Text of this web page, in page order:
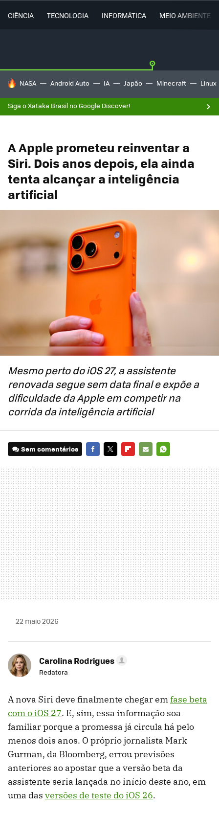
CIÊNCIA TECNOLOGIA INFORMÁTICA MEIO AMBIENTE
TENDÊNCIAS DO DIA
NASA Android Auto IA Japão Minecraft Linux
Siga o Xataka Brasil no Google Discover!
A Apple prometeu reinventar a
Siri. Dois anos depois, ela ainda
tenta alcançar a inteligência
artificial
Mesmo perto do iOS 27, a assistente
renovada segue sem data final e expõe a
dificuldade da Apple em competir na
corrida da inteligência artificial
Sem comentários
MAIL
22 maio 2026
Carolina Rodrigues
Redatora
A nova Siri deve finalmente chegar emfase beta
com o iOS 27. E, sim, essa informação soa
familiar porque a promessa já circula há pelo
menos dois anos. O próprio jornalista Mark
Gurman, da Bloomberg, errou previsões
anteriores ao apostar que a versão beta da
assistente seria lançada no início deste ano, em
uma das versões de teste do iOS 26.